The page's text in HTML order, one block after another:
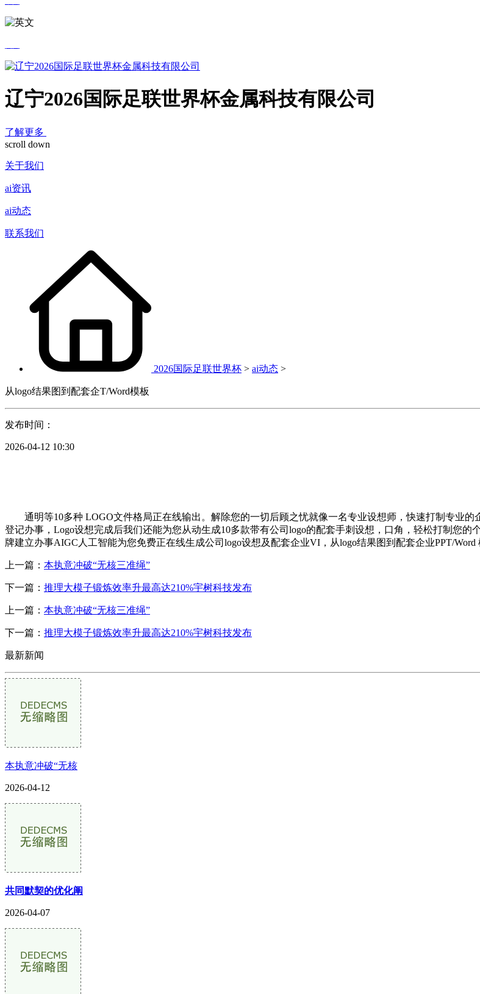
辽宁2026国际足联世界杯金属科技有限公司
了解更多
scroll down
关于我们
ai资讯
ai动态
联系我们
2026国际足联世界杯 > ai动态 >
从logo结果图到配套企T/Word模板
发布时间：
2026-04-12 10:30
通明等10多种 LOGO文件格局正在线输出。解除您的一切后顾之忧就像一名专业设想师，快速打制专业的
登记办事，Logo设想完成后我们还能为您从动生成10多款带有公司logo的配套手刺设想，口角，轻松打制您
牌建立办事AIGC人工智能为您免费正在线生成公司logo设想及配套企业VI，从logo结果图到配套企业PPT/Word
上一篇： 本执意冲破“无核三准绳”
下一篇： 推理大模子锻炼效率升最高达210%宇树科技发布
上一篇： 本执意冲破“无核三准绳”
下一篇： 推理大模子锻炼效率升最高达210%宇树科技发布
最新新闻
本执意冲破“无核
2026-04-12
共同默契的优化阐
2026-04-07